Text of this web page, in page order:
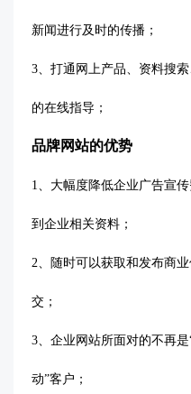
新闻进行及时的传播；
3、打通网上产品、资料搜
的在线指导；
品牌网站的优势
1、大幅度降低企业广告宣
到企业相关资料；
2、随时可以获取和发布商
交；
3、企业网站所面对的不再
动”客户；